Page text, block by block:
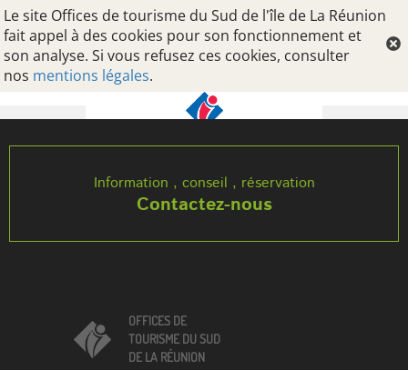
Le site Offices de tourisme du Sud de l'île de La Réunion
fait appel à des cookies pour son fonctionnement et
son analyse. Si vous refusez ces cookies, consulter
nos mentions légales.
Oops, an error occurred! Code: 202608080245552ac29834
Information , conseil , réservation
Contactez-nous
OFFICES DE
TOURISME DU SUD
DE LA RÉUNION